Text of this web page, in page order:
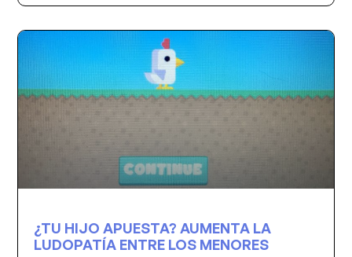
¿TU HIJO APUESTA? AUMENTA LA
LUDOPATÍA ENTRE LOS MENORES